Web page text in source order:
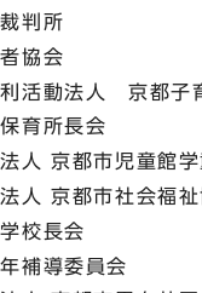
判所
協会
活動法人 京都子
育所長会
人 京都市児童館学
人 京都市社会福
校長会
補導委員会